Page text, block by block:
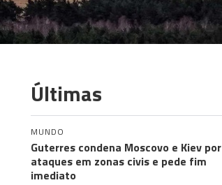
Últimas
MUNDO
Guterres condena Moscovo e Kiev por
ataques em zonas civis e pede fim
imediato